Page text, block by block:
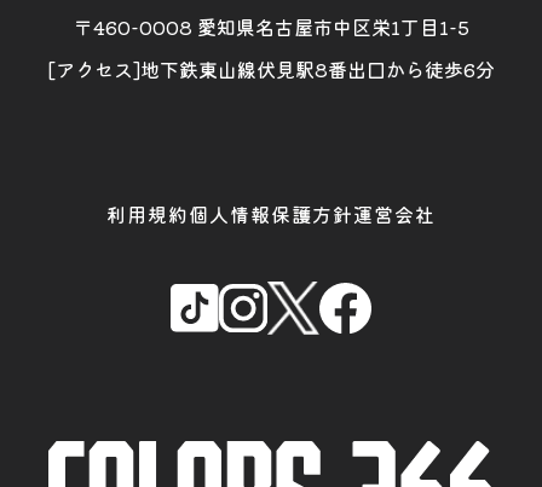
〒460-0008 愛知県名古屋市中区栄1丁目1-5
[アクセス]地下鉄東山線伏見駅8番出口から徒歩6分
利用規約個人情報保護方針運営会社